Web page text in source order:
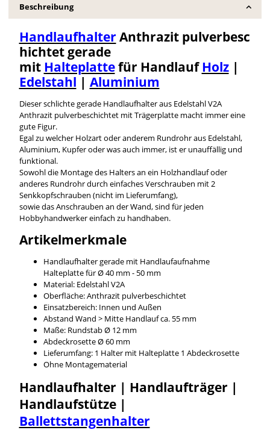
Beschreibung
Handlaufhalter Anthrazit pulverbesc
hichtet gerade
mit Halteplattefür HandlaufHolz|
Edelstahl | Aluminium
Dieser schlichte gerade Handlaufhalter aus Edelstahl V2A
Anthrazit pulverbeschichtet mit Trägerplatte macht immer eine
gute Figur.
Egal zu welcher Holzart oder anderem Rundrohr aus Edelstahl,
Aluminium, Kupfer oder was auch immer, ist er unauffällig und
funktional.
Sowohl die Montage des Halters an ein Holzhandlauf oder
anderes Rundrohr durch einfaches Verschrauben mit 2
Senkkopfschrauben (nicht im Lieferumfang),
sowie das Anschrauben an der Wand, sind für jeden
Hobbyhandwerker einfach zu handhaben.
Artikelmerkmale
Handlaufhalter gerade mit Handlaufaufnahme
Halteplatte für Ø 40 mm - 50 mm
Material: Edelstahl V2A
Oberfläche: Anthrazit pulverbeschichtet
Einsatzbereich: Innen und Außen
Abstand Wand > Mitte Handlauf ca. 55 mm
Maße: Rundstab Ø 12 mm
Abdeckrosette Ø 60 mm
Lieferumfang: 1 Halter mit Halteplatte 1 Abdeckrosette
Ohne Montagematerial
Handlaufhalter | Handlaufträger |
Handlaufstütze |
Ballettstangenhalter